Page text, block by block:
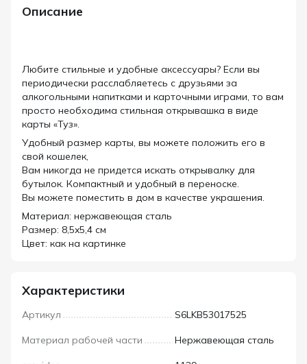
Описание
Любите стильные и удобные аксессуары? Если вы
периодически расслабляетесь с друзьями за
алкогольными напитками и карточными играми, то вам
просто необходима стильная открывашка в виде
карты «Туз».
Удобный размер карты, вы можете положить его в
свой кошелек,
Вам никогда не придется искать открывалку для
бутылок. Компактный и удобный в переноске.
Вы можете поместить в дом в качестве украшения.
Материал: нержавеющая сталь
Размер: 8,5x5,4 см
Цвет: как на картинке
Характеристики
Артикул S6LKB53017525
Материал рабочей части Нержавеющая сталь